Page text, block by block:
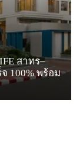
สาทร–
100% พร้อม